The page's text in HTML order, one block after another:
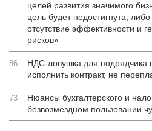
целей развития значимого
цель будет недостигнута,
отсутствие эффективности и
рисков»
86
НДС-ловушка для подрядчика
исполнить контракт, не
73
Нюансы бухгалтерского и
безвозмездном пользовании